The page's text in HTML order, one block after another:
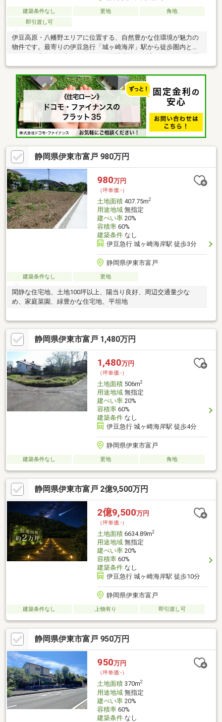
建築条件なし 更地
角地
即引渡し可
伊豆高原・八幡野エリアに位置する、自然豊かな住環境が魅力の
物件です。最寄りの伊豆急行「城ヶ崎海岸」駅から徒歩圏内とア
クセスも良好で、定住はもちろん別荘利用にも適しています。周
囲は緑に囲まれ、四季折々の自然を感じながらゆったりとした時
間を過ごせます。木の温もりを感じる外観・内装はリゾート感を
演出し、非日常を楽しめる空間です。静かな環境で心安らぐ暮ら
しを叶えたい方におすすめの一邸です。
静岡県伊東市富戸 980万円
980万円
（坪単価:-）
土地面積407.75m2
用途地域無指定
建ぺい率20%
容積率60%
建築条件なし
伊豆急行 城ヶ崎海岸駅 徒歩3分
静岡県伊東市富戸
建築条件なし 更地
閑静な住宅地、土地100坪以上、陽当り良好、周辺交通量少な
め、家庭菜園、緑豊かな住宅地、平坦地
静岡県伊東市富戸 1,480万円
1,480万円
（坪単価:-）
土地面積506m2
用途地域無指定
建ぺい率20%
容積率60%
建築条件なし
伊豆急行 城ヶ崎海岸駅 徒歩4分
静岡県伊東市富戸
建築条件なし 更地 角地
静岡県伊東市富戸 2億9,500万円
2億9,500万円
（坪単価:-）
土地面積6634.89m2
用途地域無指定
建ぺい率20%
容積率60%
建築条件なし
伊豆急行 城ヶ崎海岸駅 徒歩10分
静岡県伊東市富戸
建築条件なし 上物有り 即引渡し可
静岡県伊東市富戸 950万円
950万円
（坪単価:-）
土地面積370m2
用途地域無指定
建ぺい率20%
容積率60%
建築条件なし